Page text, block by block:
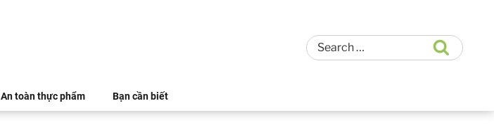
An toàn thực phẩm Bạn cần biết